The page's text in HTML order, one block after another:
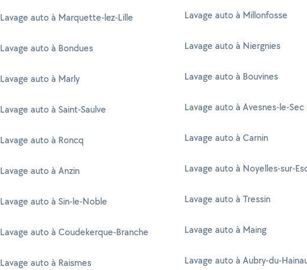
Lavage auto à Marquette-lez-Lille
Lavage auto à Bondues
Lavage auto à Marly
Lavage auto à Saint-Saulve
Lavage auto à Roncq
Lavage auto à Anzin
Lavage auto à Sin-le-Noble
Lavage auto à Coudekerque-Branche
Lavage auto à Raismes
Lavage auto à Millonfosse
Lavage auto à Niergnies
Lavage auto à Bouvines
Lavage auto à Avesnes-le-Sec
Lavage auto à Carnin
Lavage auto à Noyelles-sur-
Lavage auto à Tressin
Lavage auto à Maing
Lavage auto à Aubry-du-